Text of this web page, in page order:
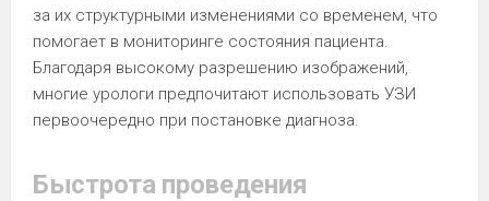
за их структурными изменениями со временем, что
помогает в мониторинге состояния пациента.
Благодаря высокому разрешению изображений,
многие урологи предпочитают использовать УЗИ
первоочередно при постановке диагноза.
Быстрота проведения